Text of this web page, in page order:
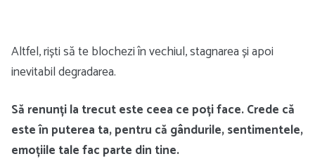
Altfel, riști să te blochezi în vechiul, stagnarea și apoi
inevitabil degradarea.
Să renunți la trecut este ceea ce poți face. Crede că
este în puterea ta, pentru că gândurile, sentimentele,
emoțiile tale fac parte din tine.